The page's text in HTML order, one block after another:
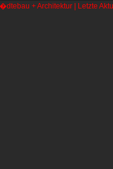
+ Architektur | Letzte